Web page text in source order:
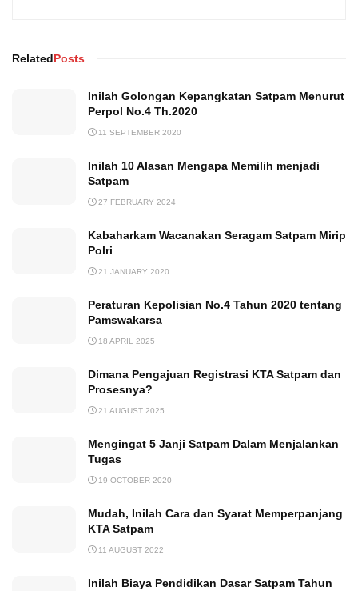
RelatedPosts
Inilah Golongan Kepangkatan Satpam Menurut
Perpol No.4 Th.2020
11 SEPTEMBER 2020
Inilah 10 Alasan Mengapa Memilih menjadi
Satpam
27 FEBRUARY 2024
Kabaharkam Wacanakan Seragam Satpam Mirip
Polri
21 JANUARY 2020
Peraturan Kepolisian No.4 Tahun 2020 tentang
Pamswakarsa
18 APRIL 2025
Dimana Pengajuan Registrasi KTA Satpam dan
Prosesnya?
21 AUGUST 2025
Mengingat 5 Janji Satpam Dalam Menjalankan
Tugas
19 OCTOBER 2020
Mudah, Inilah Cara dan Syarat Memperpanjang
KTA Satpam
11 AUGUST 2022
Inilah Biaya Pendidikan Dasar Satpam Tahun